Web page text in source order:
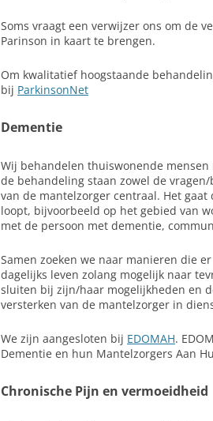
Soms vraagt een verwijzer ons om de
Parinson in kaart te brengen.
Om kwalitatief hoogstaande
bij ParkinsonNet
Dementie
Wij behandelen thuiswonende
de behandeling staan zowel de
van de mantelzorger centraal. Het
loopt, bijvoorbeeld op het gebied van
met de persoon met dementie,
Samen zoeken we naar manieren die
dagelijks leven zolang mogelijk naar
sluiten bij zijn/haar mogelijkheden en
versterken van de mantelzorger in
We zijn aangesloten bij EDOMAH.
Dementie en hun Mantelzorgers Aan
Chronische Pijn en vermoeidheid